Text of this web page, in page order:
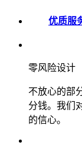
优质服
零风险设计
不放心的部
分钱。我们
的信心。